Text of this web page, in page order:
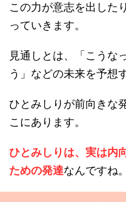
この力が意志を出した
っていきます。
見通しとは、「こうな
う」などの未来を予想
ひとみしりが前向きな
こにあります。
ひとみしりは、実は内
ための発達なんですね。